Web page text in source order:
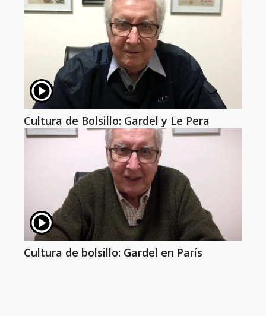
Cultura de Bolsillo: Gardel y Le Pera
Cultura de bolsillo: Gardel en París